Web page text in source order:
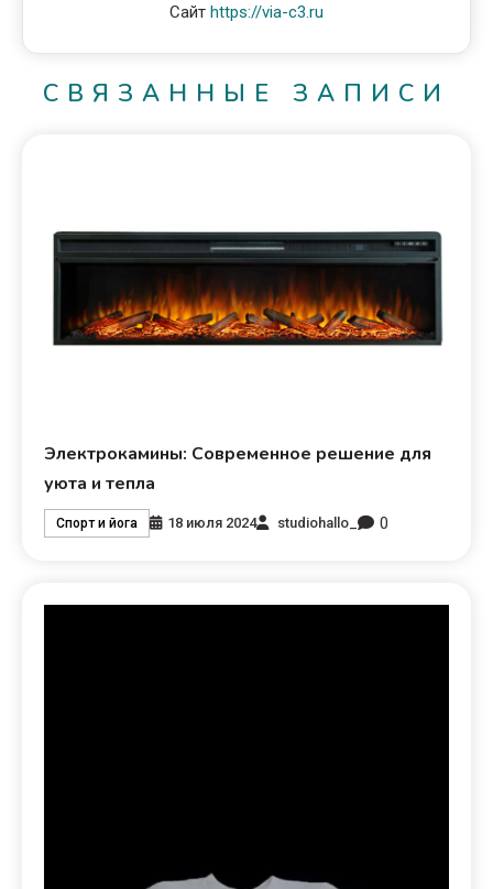
Сайт https://via-c3.ru
СВЯЗАННЫЕ ЗАПИСИ
Электрокамины: Современное решение для
уюта и тепла
Спорт и йога 18 июля 2024 studiohallo_ 0